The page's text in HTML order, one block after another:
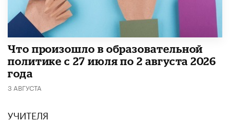
​Что произошло в образовательной
политике с 27 июля по 2 августа 2026
года
3 АВГУСТА
УЧИТЕЛЯ